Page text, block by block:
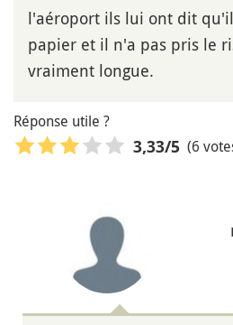
l'aéroport ils lui ont dit
papier et il n'a pas pris le
vraiment longue.
Réponse utile ?
3,33/5 (6